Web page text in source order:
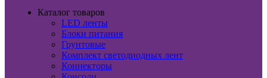
Каталог товаров
LED ленты
Блоки питания
Грунтовые
Комплект светодиодных лент
Коннекторы